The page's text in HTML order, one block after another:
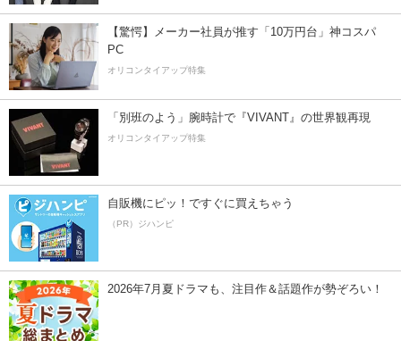
【驚愕】メーカー社員が推す「10万円台」神コスパ
PC
オリコンタイアップ特集
「別班のよう」腕時計で『VIVANT』の世界観再現
オリコンタイアップ特集
自販機にピッ！ですぐに買えちゃう
（PR）ジハンピ
2026年7月夏ドラマも、注目作＆話題作が勢ぞろい！